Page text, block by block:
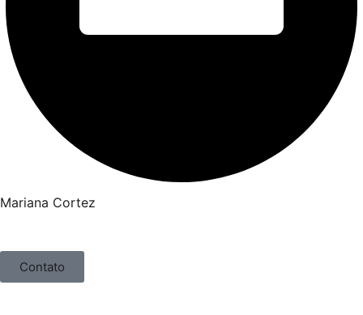
Mariana Cortez
Contato